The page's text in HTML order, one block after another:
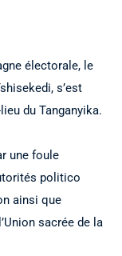
électorale, le
s’est
du Tanganyika.
une foule
politico
ainsi que
sacrée de la